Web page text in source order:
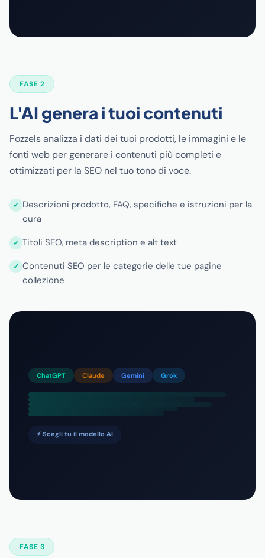
FASE 2
L'AI genera i tuoi contenuti
Fozzels analizza i dati dei tuoi prodotti, le immagini e le
fonti web per generare i contenuti più completi e
ottimizzati per la SEO nel tuo tono di voce.
Descrizioni prodotto, FAQ, specifiche e istruzioni per la
cura
Titoli SEO, meta description e alt text
Contenuti SEO per le categorie delle tue pagine
collezione
ChatGPT Claude Gemini Grok
⚡ Scegli tu il modello AI
FASE 3